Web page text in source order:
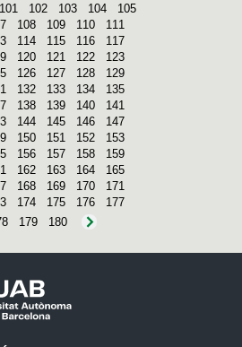
101 102 103 104
105
108 109 110
111
114 115 116
117
120 121 122
123
126 127 128
129
132 133 134
135
138 139 140
141
144 145 146
147
150 151 152
153
156 157 158
159
162 163 164
165
168 169 170
171
174 175 176
177
179 180